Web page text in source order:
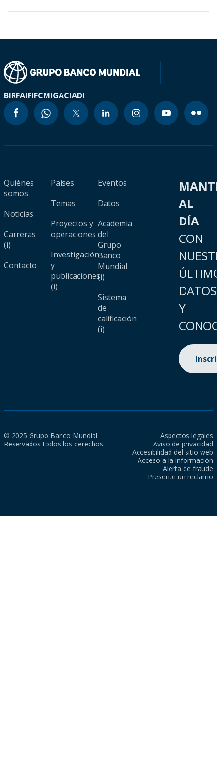
BIRFAIFIFCMIGACIADI
Quiénes
somos
Noticias
Carreras
(i)
Contacto
Países
Temas
Proyectos y
operaciones
Investigación
y
publicaciones
(i)
Eventos
Datos
Academia
del
Grupo
Banco
Mundial
(i)
Sistema
de
calificación
(i)
AL
DÍA
CON
DATOS
Y
© 2025 Grupo Banco Mundial.
Reservados todos los derechos.
Aspectos legales
Aviso de privacidad
Accesibilidad del sitio web
Acceso a la información
Alerta de fraude
Presente un reclamo